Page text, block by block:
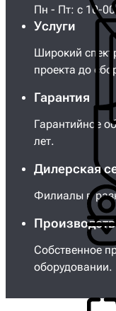
Пн - Пт: с 10-
Услуги
Широкий
проекта до
Гарантия
Гарантийное
лет.
Дилерская
Филиалы в
Собственное
оборудовании.